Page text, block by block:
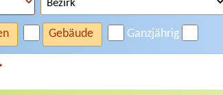
Gebäude Ganzjährig